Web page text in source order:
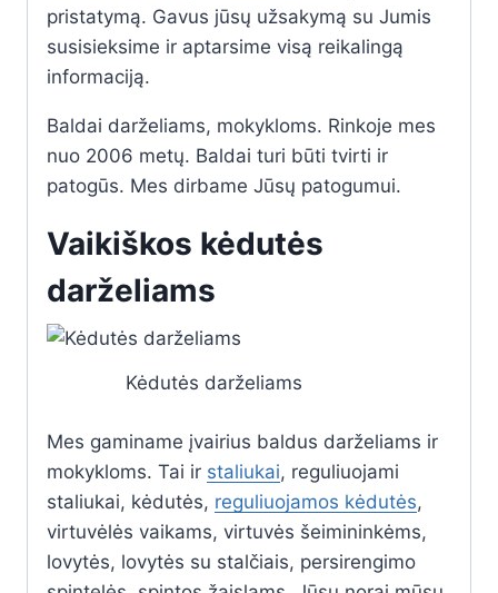
pristatymą. Gavus jūsų užsakymą su Jumis
susisieksime ir aptarsime visą reikalingą
informaciją.
Baldai darželiams, mokykloms. Rinkoje mes
nuo 2006 metų. Baldai turi būti tvirti ir
patogūs. Mes dirbame Jūsų patogumui.
Vaikiškos kėdutės
darželiams
Kėdutės darželiams
Mes gaminame įvairius baldus darželiams ir
mokykloms. Tai ir staliukai, reguliuojami
staliukai, kėdutės, reguliuojamos kėdutės,
virtuvėlės vaikams, virtuvės šeimininkėms,
lovytės, lovytės su stalčiais, persirengimo